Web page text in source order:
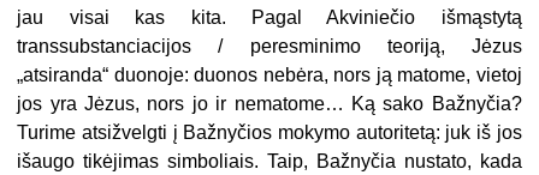
jau visai kas kita. Pagal Akviniečio išmąstytą
transsubstanciacijos / peresminimo teoriją, Jėzus
„atsiranda“ duonoje: duonos nebėra, nors ją matome, vietoj
jos yra Jėzus, nors jo ir nematome… Ką sako Bažnyčia?
Turime atsižvelgti į Bažnyčios mokymo autoritetą: juk iš jos
išaugo tikėjimas simboliais. Taip, Bažnyčia nustato, kada